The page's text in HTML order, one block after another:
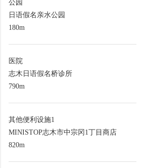
公园
日语假名亲水公园
180m
医院
志木日语假名桥诊所
790m
其他便利设施1
MINISTOP志木市中宗冈1丁目商店
820m